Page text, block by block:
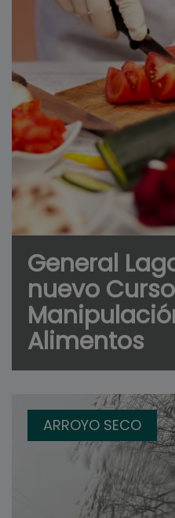
General
nuevo
Alimentos
ARROYO SECO